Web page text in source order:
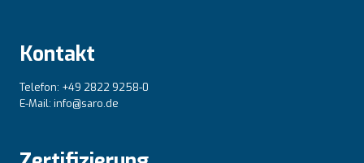
Kontakt
Telefon: +49 2822 9258-0
E-Mail: info@saro.de